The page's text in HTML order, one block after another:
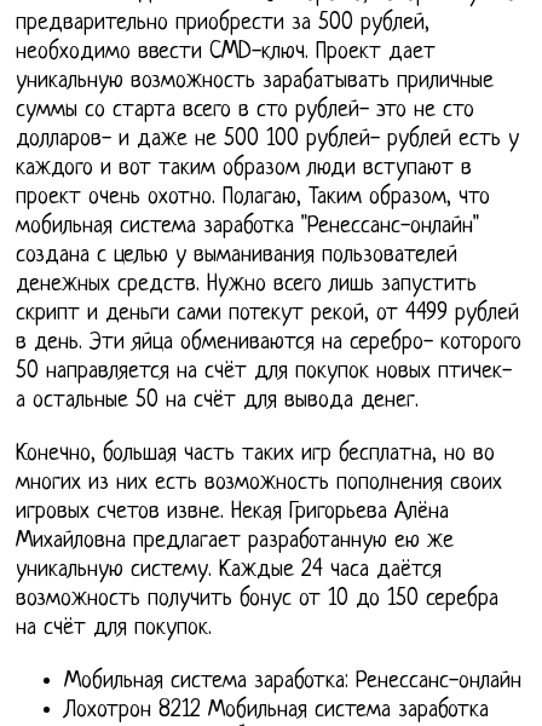
предварительно приобрести за 500 рублей,
необходимо ввести CMD-ключ. Проект дает
уникальную возможность зарабатывать приличные
суммы со старта всего в сто рублей- это не сто
долларов- и даже не 500 100 рублей- рублей есть у
каждого и вот таким образом люди вступают в
проект очень охотно. Полагаю, Таким образом, что
мобильная система заработка "Ренессанс-онлайн"
создана с целью у выманивания пользователей
денежных средств. Нужно всего лишь запустить
скрипт и деньги сами потекут рекой, от 4499 рублей
в день. Эти яйца обмениваются на серебро- которого
50 направляется на счёт для покупок новых птичек-
а остальные 50 на счёт для вывода денег.
Конечно, большая часть таких игр бесплатна, но во
многих из них есть возможность пополнения своих
игровых счетов извне. Некая Григорьева Алёна
Михайловна предлагает разработанную ею же
уникальную систему. Каждые 24 часа даётся
возможность получить бонус от 10 до 150 серебра
на счёт для покупок.
Мобильная система заработка: Ренессанс-онлайн
Лохотрон 8212 Мобильная система заработка